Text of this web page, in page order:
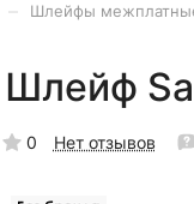
Шлейфы
Шлейф
0 Нет отзывов